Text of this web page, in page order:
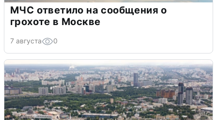
МЧС ответило на сообщения о
грохоте в Москве
7 августа 0